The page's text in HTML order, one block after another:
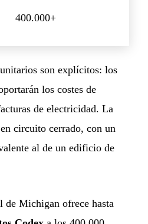
400.000+
son explícitos: los
los costes de
de electricidad. La
circuito cerrado, con un
al de un edificio de
de Michigan ofrece hasta